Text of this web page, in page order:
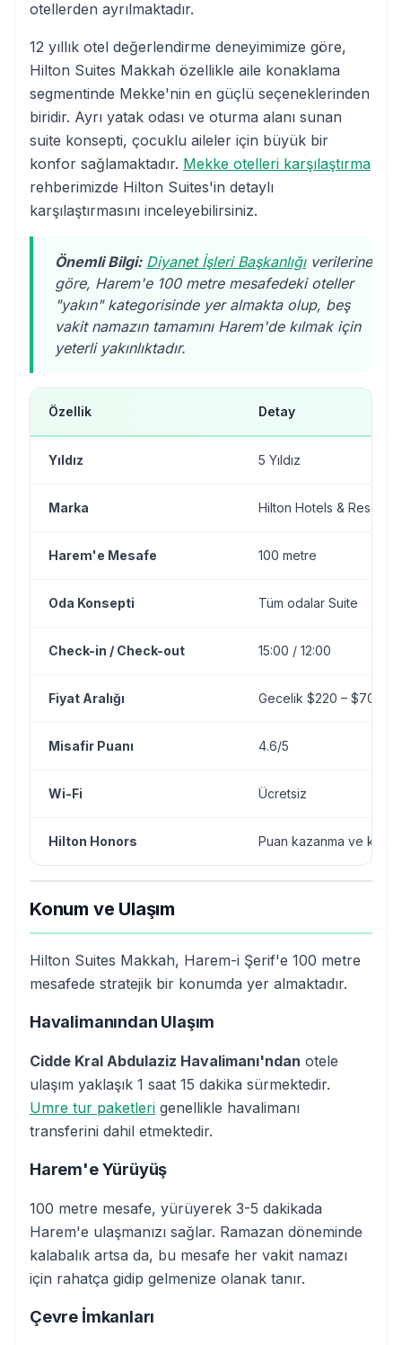
otellerden ayrılmaktadır.
12 yıllık otel değerlendirme deneyimimize göre,
Hilton Suites Makkah özellikle aile konaklama
segmentinde Mekke'nin en güçlü seçeneklerinden
biridir. Ayrı yatak odası ve oturma alanı sunan
suite konsepti, çocuklu aileler için büyük bir
konfor sağlamaktadır. Mekke otelleri karşılaştırma
rehberimizde Hilton Suites'in detaylı
karşılaştırmasını inceleyebilirsiniz.
Önemli Bilgi: Diyanet İşleri Başkanlığıverilerine
göre, Harem'e 100 metre mesafedeki oteller
"yakın" kategorisinde yer almakta olup, beş
vakit namazın tamamını Harem'de kılmak için
yeterli yakınlıktadır.
Özellik Detay
Yıldız 5 Yıldız
Marka Hilton Hotels & Resorts
Harem'e Mesafe 100 metre
Oda Konsepti Tüm odalar Suite
Check-in / Check-out 15:00 / 12:00
Fiyat Aralığı Gecelik $220 – $700
Misafir Puanı 4.6/5
Wi-Fi Ücretsiz
Hilton Honors Puan kazanma ve
Konum ve Ulaşım
Hilton Suites Makkah, Harem-i Şerif'e 100 metre
mesafede stratejik bir konumda yer almaktadır.
Havalimanından Ulaşım
Cidde Kral Abdulaziz Havalimanı'ndan otele
ulaşım yaklaşık 1 saat 15 dakika sürmektedir.
Umre tur paketleri genellikle havalimanı
transferini dahil etmektedir.
Harem'e Yürüyüş
100 metre mesafe, yürüyerek 3-5 dakikada
Harem'e ulaşmanızı sağlar. Ramazan döneminde
kalabalık artsa da, bu mesafe her vakit namazı
için rahatça gidip gelmenize olanak tanır.
Çevre İmkanları